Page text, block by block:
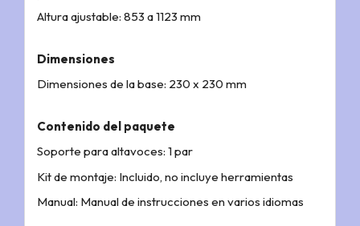
Altura ajustable: 853 a 1123 mm
Dimensiones
Dimensiones de la base: 230 x 230 mm
Contenido del paquete
Soporte para altavoces: 1 par
Kit de montaje: Incluido, no incluye herramientas
Manual: Manual de instrucciones en varios idiomas